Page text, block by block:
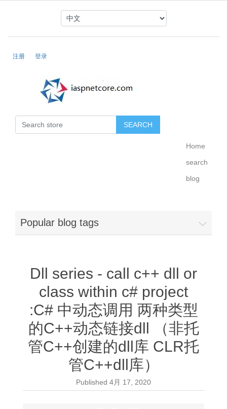
注册 登录
Home
search
blog
Popular blog tags
Dll series - call c++ dll or
class within c# project
:C# 中动态调用 两种类型
的C++动态链接dll （非托
管C++创建的dll库 CLR托
管C++dll库）
Published 4月 17, 2020